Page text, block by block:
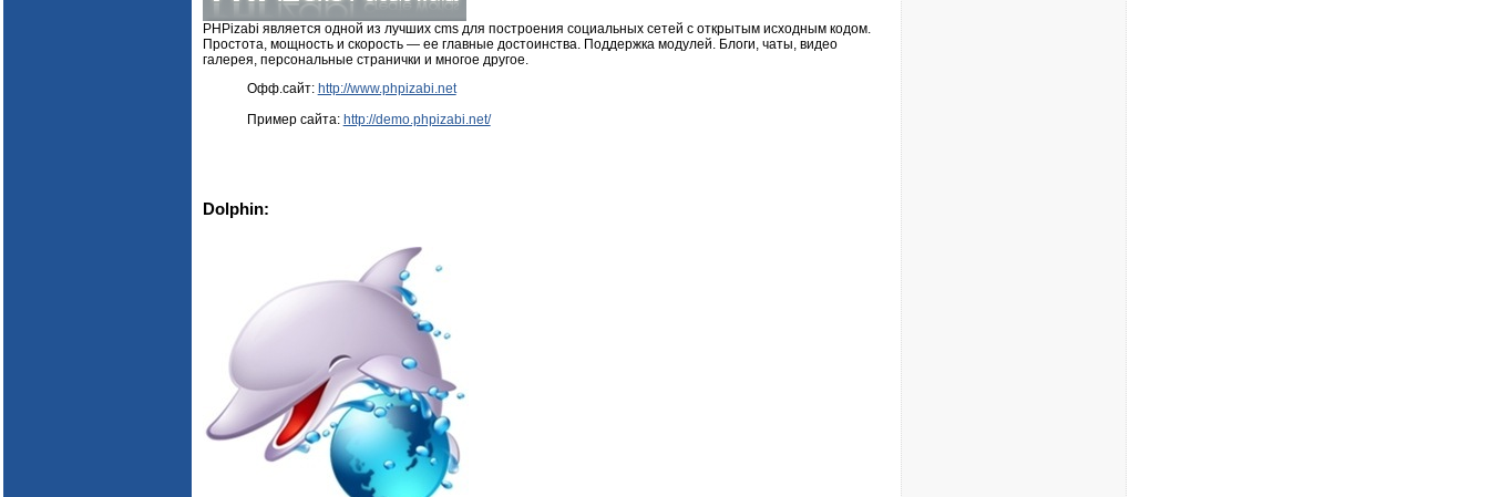
PHPizabi является одной из лучших cms для построения социальных сетей с открытым исходным кодом.
Простота, мощность и скорость — ее главные достоинства. Поддержка модулей. Блоги, чаты, видео
галерея, персональные странички и многое другое.
Офф.сайт: http://www.phpizabi.net
Пример сайта: http://demo.phpizabi.net/
Dolphin: